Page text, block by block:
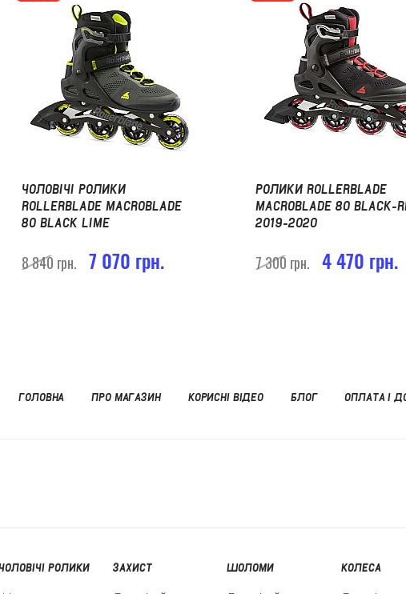
ЧОЛОВІЧІ РОЛИКИ
ROLLERBLADE MACROBLADE
80 BLACK LIME
8 840 грн. 7 070 грн.
РОЛИКИ ROLLERBLADE
MACROBLADE 80 BLACK-
2019-2020
7 300 грн. 4 470 грн.
ГОЛОВНА ПРО МАГАЗИН КОРИСНІ ВІДЕО БЛОГ ОПЛАТА І
ЧОЛОВІЧІ РОЛИКИ ЗАХИСТ ШОЛОМИ КОЛЕСА